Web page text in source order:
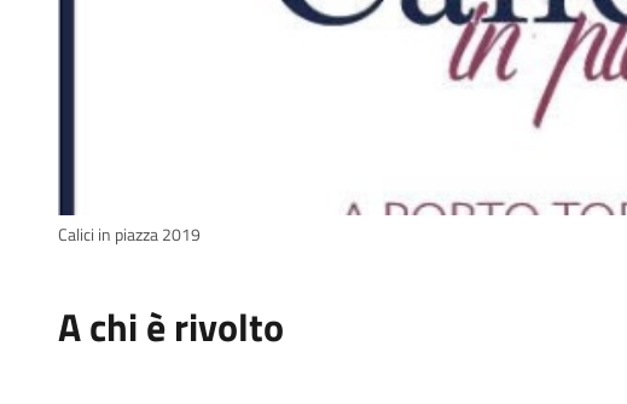
Calici in piazza 2019
A chi è rivolto